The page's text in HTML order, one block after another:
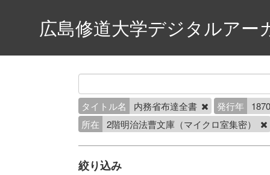
広島修道大学デジタルアー
タイトル名 内務省布達全書 発行年
所在
2階明治法曹文庫（マイクロ室集密）
絞り込み